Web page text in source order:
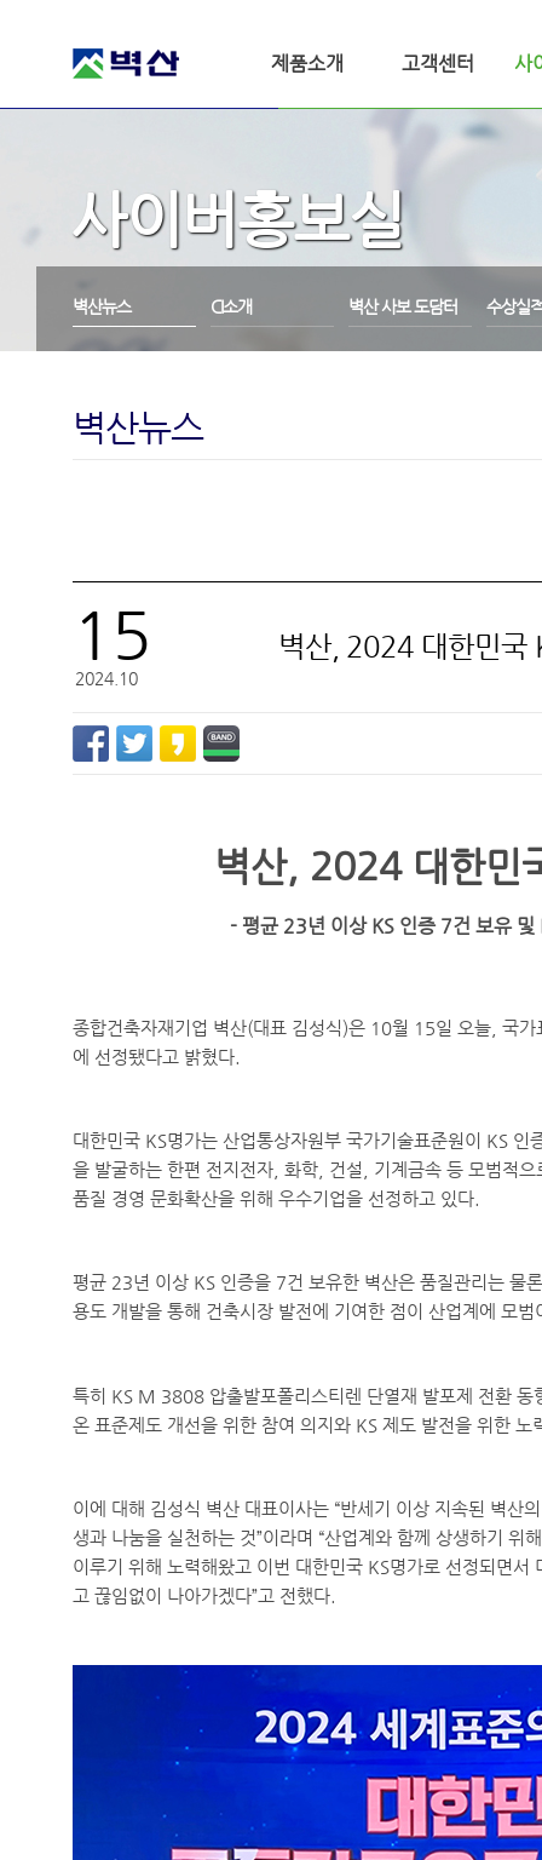
벽산
제품소개 고객센터 사
사이버홍보실
벽산뉴스 CI소개 벽산 사보 도담터 수상실
벽산뉴스
15
2024.10
벽산, 2024 대한민국
벽산, 2024 대한민
- 평균23년 이상KS 인증7건 보유 및
종합건축자재기업 벽산(대표 김성식)은 10월 15일 오늘 국가
에 선정됐다고 밝혔다
대한민국 KS명가는 산업통상자원부 국가기술표준원이 KS 인
을 발굴하는 한편 전지전자 화학 건설
기계금속 등 모범적으
품질 경영 문화확산을 위해 우수기업을 선정하고 있다
평균 23년 이상 KS 인증을 7건 보유한 벽산은 품질관리는 물
용도 개발을 통해 건축시장 발전에 기여한 점이 산업계에 모
특히 KS M 3808 압출발포폴리스티렌 단열재 발포제 전환 동
온 표준제도 개선을 위한 참여 의지와 KS 제도 발전을 위한 노
이에 대해 김성식 벽산 대표이사는 “반세기 이상 지속된 벽산
생과 나눔을 실천하는 것”이라며 “산업계와 함께 상생하기 위
이루기 위해 노력해왔고 이번 대한민국 KS명가로 선정되면서
고 끊임없이 나아가겠다”고 전했다